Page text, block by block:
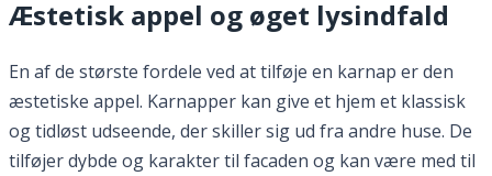
Æstetisk appel og øget lysindfald
En af de største fordele ved at tilføje en karnap er den
æstetiske appel. Karnapper kan give et hjem et klassisk
og tidløst udseende, der skiller sig ud fra andre huse. De
tilføjer dybde og karakter til facaden og kan være med til